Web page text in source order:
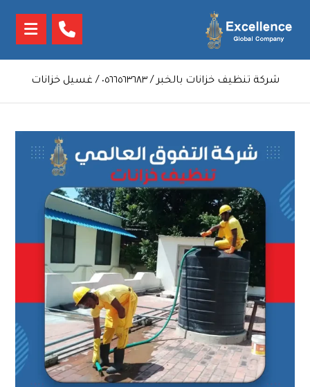
شركة تنظيف خزانات بالخبر / ٠٥٦٦٥٦٣٦٨٣ / غسيل خزانات